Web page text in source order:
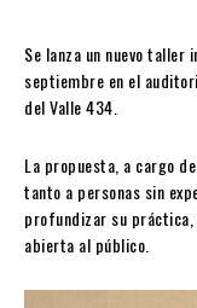
Se lanza un nuevo
septiembre en el
del Valle 434.
La propuesta, a cargo
tanto a personas sin
profundizar su práctica,
abierta al público.